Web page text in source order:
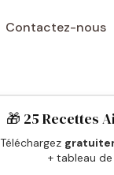
Contactez-nous
🎁 25 Recettes
Téléchargez
+ tableau